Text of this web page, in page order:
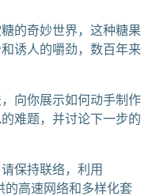
的奇妙世界，这种糖果
诱人的嚼劲，数百年来
向你展示如何动手制作
难题，并讨论下一步的
保持联络，利用
的高速网络和多样化套